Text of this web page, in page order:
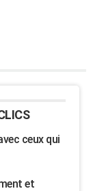
ceux qui
et